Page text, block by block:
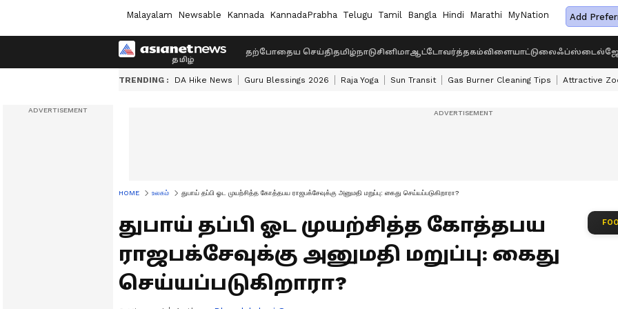
Malayalam Newsable Kannada KannadaPrabha Telugu Tamil Bangla Hindi Marathi MyNation Add
தற்போதைய செய்திதமிழ்நாடுசினிமாஆட்டோவர்த்தகம்விளையாட்டுலைஃப்ஸ்டைல்
TRENDING : DA Hike News Guru Blessings 2026 Raja Yoga Sun Transit Gas Burner Cleaning Tips Attractive
HOME உலகம் துபாய் தப்பி ஓட முயற்சித்த கோத்தபய ராஜபக்சேவுக்கு அனுமதி மறுப்பு: கைது செய்யப்படுகிறாரா?
துபாய் தப்பி ஓட முயற்சித்த கோத்தபய
ராஜபக்சேவுக்கு அனுமதி மறுப்பு: கைது
செய்யப்படுகிறாரா?